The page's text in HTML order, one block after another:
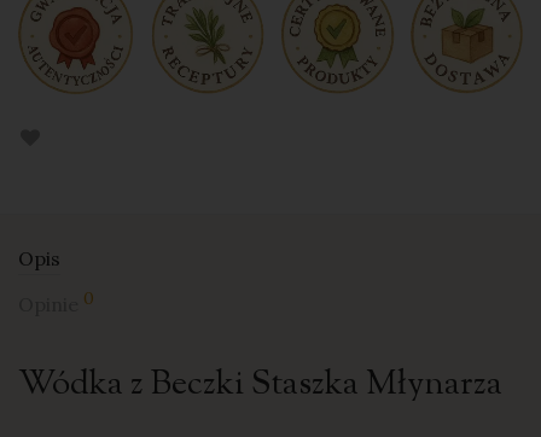
Opis
0
Wódka z Beczki Staszka Młynarza